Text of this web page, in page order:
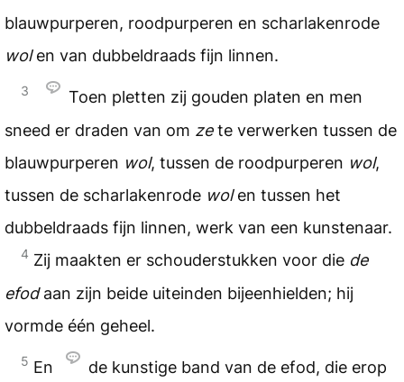
blauwpurperen, roodpurperen en scharlakenrode
wolen van dubbeldraads fijn linnen.
3
Toen pletten zij gouden platen en men
sneed er draden van om zete verwerken tussen de
blauwpurperen wol, tussen de roodpurperen wol,
tussen de scharlakenrode wolen tussen het
dubbeldraads fijn linnen, werk van een kunstenaar.
4 Zij maakten er schouderstukken voor die de
efodaan zijn beide uiteinden bijeenhielden; hij
vormde één geheel.
5 En
de kunstige band van de efod, die erop